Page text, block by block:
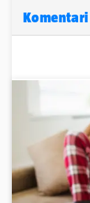
Komentari